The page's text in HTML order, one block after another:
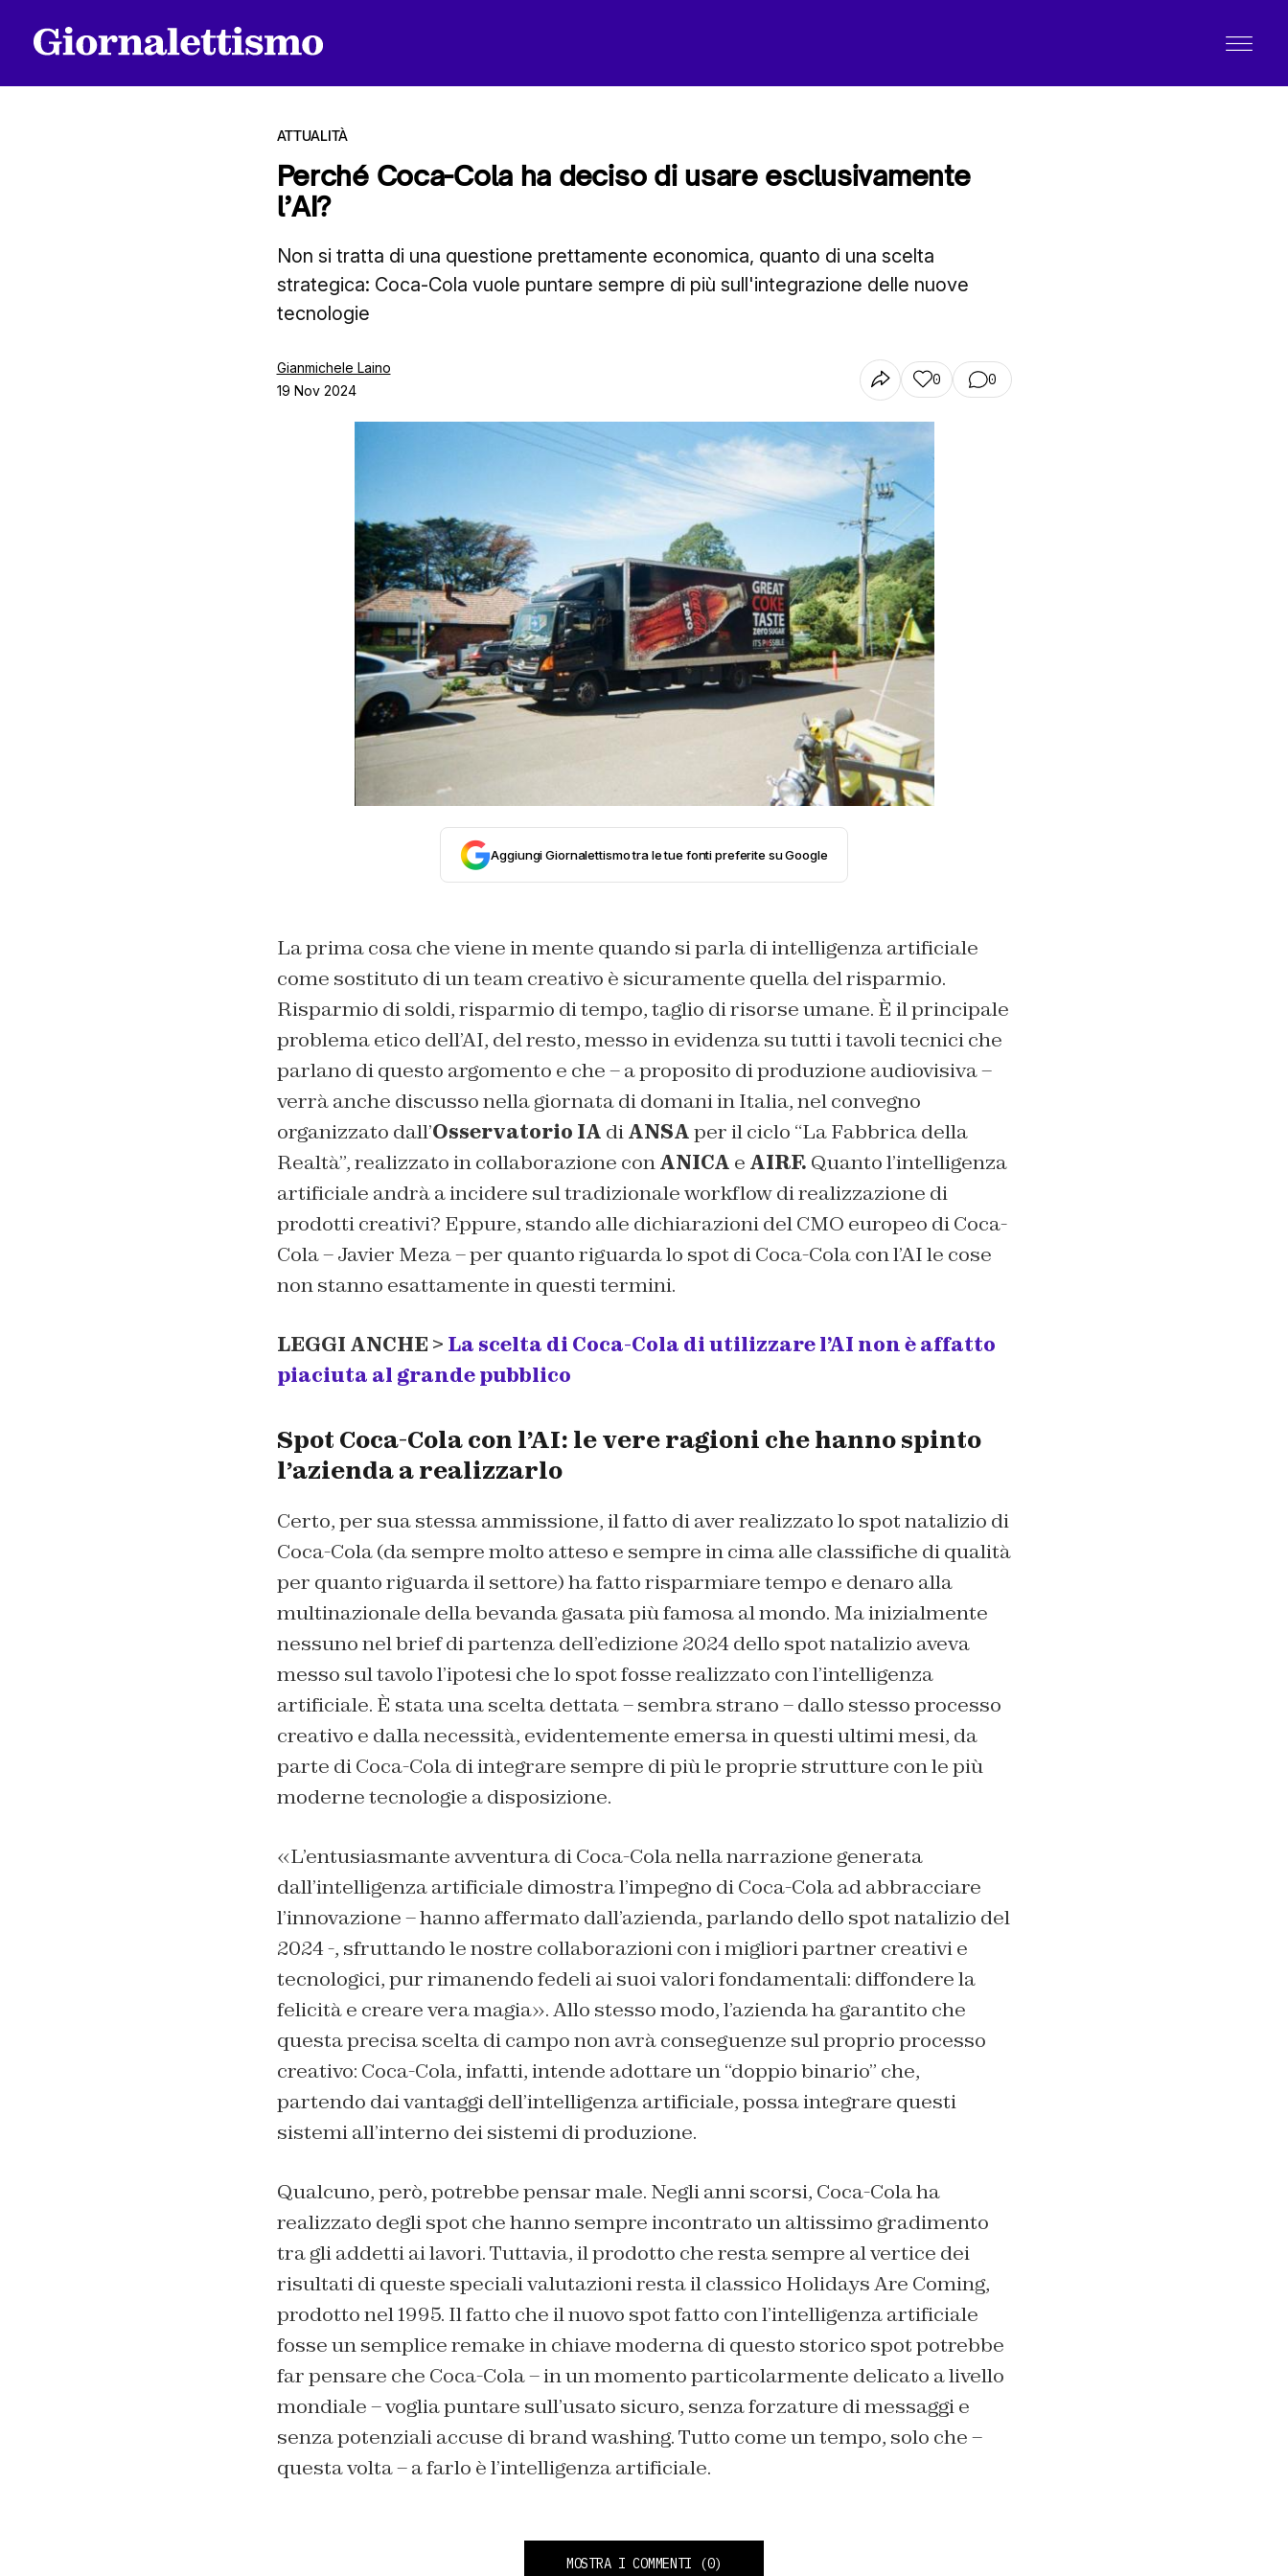
ATTUALITÀ
Perché Coca-Cola ha deciso di usare esclusivamente
l’AI?
Non si tratta di una questione prettamente economica, quanto di una scelta
strategica: Coca-Cola vuole puntare sempre di più sull'integrazione delle nuove
tecnologie
Gianmichele Laino
19 Nov 2024
0 0
Aggiungi Giornalettismo tra le tue fonti preferite su Google
La prima cosa che viene in mente quando si parla di intelligenza artificiale
come sostituto di un team creativo è sicuramente quella del risparmio.
Risparmio di soldi, risparmio di tempo, taglio di risorse umane. È il principale
problema etico dell’AI, del resto, messo in evidenza su tutti i tavoli tecnici che
parlano di questo argomento e che – a proposito di produzione audiovisiva –
verrà anche discusso nella giornata di domani in Italia, nel convegno
organizzato dall’Osservatorio IA diANSAper il ciclo “La Fabbrica della
Realtà”, realizzato in collaborazione conANICA e AIRF. Quanto l’intelligenza
artificiale andrà a incidere sul tradizionale workflow di realizzazione di
prodotti creativi? Eppure, stando alle dichiarazioni del CMO europeo di Coca-
Cola – Javier Meza – per quanto riguarda lo spot di Coca-Cola con l’AI le cose
non stanno esattamente in questi termini.
LEGGI ANCHE > La scelta di Coca-Cola di utilizzare l’AI non è affatto
piaciuta al grande pubblico
Spot Coca-Cola con l’AI: le vere ragioni che hanno spinto
l’azienda a realizzarlo
Certo, per sua stessa ammissione, il fatto di aver realizzato lo spot natalizio di
Coca-Cola (da sempre molto atteso e sempre in cima alle classifiche di qualità
per quanto riguarda il settore) ha fatto risparmiare tempo e denaro alla
multinazionale della bevanda gasata più famosa al mondo. Ma inizialmente
nessuno nel brief di partenza dell’edizione 2024 dello spot natalizio aveva
messo sul tavolo l’ipotesi che lo spot fosse realizzato con l’intelligenza
artificiale. È stata una scelta dettata – sembra strano – dallo stesso processo
creativo e dalla necessità, evidentemente emersa in questi ultimi mesi, da
parte di Coca-Cola di integrare sempre di più le proprie strutture con le più
moderne tecnologie a disposizione.
«L’entusiasmante avventura di Coca-Cola nella narrazione generata
dall’intelligenza artificiale dimostra l’impegno di Coca-Cola ad abbracciare
l’innovazione – hanno affermato dall’azienda, parlando dello spot natalizio del
2024 -, sfruttando le nostre collaborazioni con i migliori partner creativi e
tecnologici, pur rimanendo fedeli ai suoi valori fondamentali: diffondere la
felicità e creare vera magia». Allo stesso modo, l’azienda ha garantito che
questa precisa scelta di campo non avrà conseguenze sul proprio processo
creativo: Coca-Cola, infatti, intende adottare un “doppio binario” che,
partendo dai vantaggi dell’intelligenza artificiale, possa integrare questi
sistemi all’interno dei sistemi di produzione.
Qualcuno, però, potrebbe pensar male. Negli anni scorsi, Coca-Cola ha
realizzato degli spot che hanno sempre incontrato un altissimo gradimento
tra gli addetti ai lavori. Tuttavia, il prodotto che resta sempre al vertice dei
risultati di queste speciali valutazioni resta il classico Holidays Are Coming,
prodotto nel 1995. Il fatto che il nuovo spot fatto con l’intelligenza artificiale
fosse un semplice remake in chiave moderna di questo storico spot potrebbe
far pensare che Coca-Cola – in un momento particolarmente delicato a livello
mondiale – voglia puntare sull’usato sicuro, senza forzature di messaggi e
senza potenziali accuse di brand washing. Tutto come un tempo, solo che –
questa volta – a farlo è l’intelligenza artificiale.
MOSTRA I COMMENTI (0)